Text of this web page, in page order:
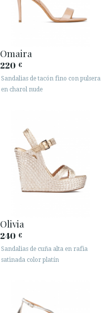
Omaira
220 €
Sandalias de tacón fino con pulsera
en charol nude
Olivia
240 €
Sandalias de cuña alta en rafia
satinada color platín